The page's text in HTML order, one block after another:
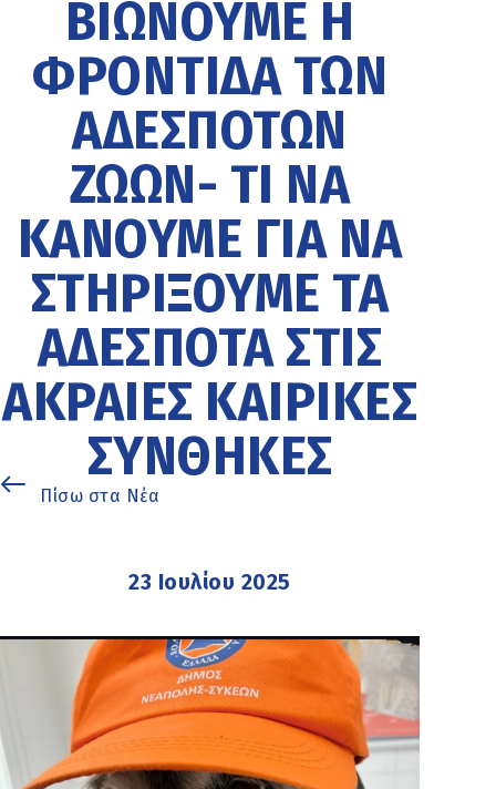
ΒΙΏΝΟΥΜΕ Η
ΦΡΟΝΤΊΔΑ ΤΩΝ
ΑΔΈΣΠΟΤΩΝ
ΖΏΩΝ- ΤΙ ΝΑ
ΚΆΝΟΥΜΕ ΓΙΑ ΝΑ
ΣΤΗΡΊΞΟΥΜΕ ΤΑ
ΑΔΈΣΠΟΤΑ ΣΤΙΣ
ΑΚΡΑΊΕΣ ΚΑΙΡΙΚΈΣ
ΣΥΝΘΉΚΕΣ
Πίσω στα Νέα
23 Ιουλίου 2025